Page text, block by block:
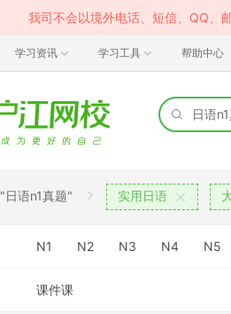
我司不会以境外电话、短信、QQ、
学习资讯 学习工具 帮助中心
"日语n1真题" 实用日语
N1 N2 N3 N4 N5
课件课